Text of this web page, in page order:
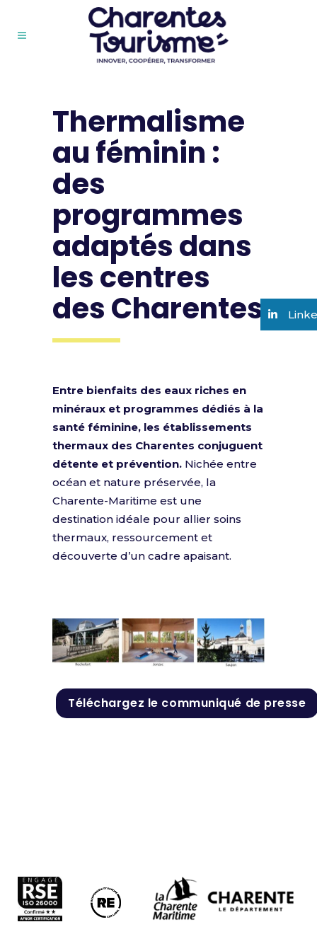
Thermalisme
au féminin :
des
programmes
adaptés dans
les centres
des Charentes
Entre bienfaits des eaux riches en
minéraux et programmes dédiés à la
santé féminine, les établissements
thermaux des Charentes conjuguent
détente et prévention. Nichée entre
océan et nature préservée, la
Charente-Maritime est une
destination idéale pour allier soins
thermaux, ressourcement et
découverte d’un cadre apaisant.
Téléchargez le communiqué de presse